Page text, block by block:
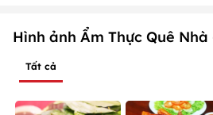
Hình ảnh Ẩm Thực Quê
Tất cả